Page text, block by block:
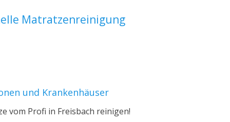
Matratzenreinigung
und Krankenhäuser
vom Profi in Freisbach reinigen!